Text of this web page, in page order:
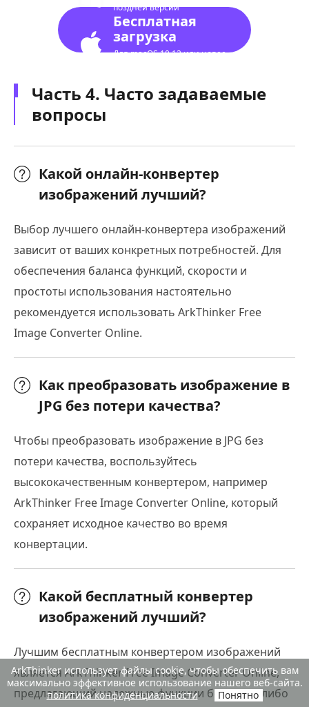
поздней версии
Бесплатная
загрузка
Для macOS 10.12 или новее
Часть 4. Часто задаваемые
вопросы
Какой онлайн-конвертер
изображений лучший?
Выбор лучшего онлайн-конвертера изображений
зависит от ваших конкретных потребностей. Для
обеспечения баланса функций, скорости и
простоты использования настоятельно
рекомендуется использовать ArkThinker Free
Image Converter Online.
Как преобразовать изображение в
JPG без потери качества?
Чтобы преобразовать изображение в JPG без
потери качества, воспользуйтесь
высококачественным конвертером, например
ArkThinker Free Image Converter Online, который
сохраняет исходное качество во время
конвертации.
Какой бесплатный конвертер
изображений лучший?
Лучшим бесплатным конвертером изображений
является ArkThinker Free Image Converter Online,
предлагающий надежные функции без каких-либо
ArkThinker использует файлы cookie, чтобы обеспечить вам
максимально эффективное использование нашего веб-сайта.
политика конфиденциальности
Понятно